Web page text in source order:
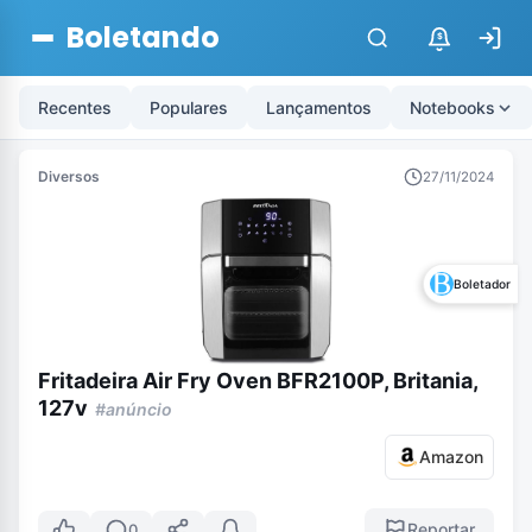
Boletando $
Recentes Populares Lançamentos Notebooks
Diversos 27/11/2024
Boletador
Fritadeira Air Fry Oven BFR2100P, Britania,
127v #anúncio
Amazon